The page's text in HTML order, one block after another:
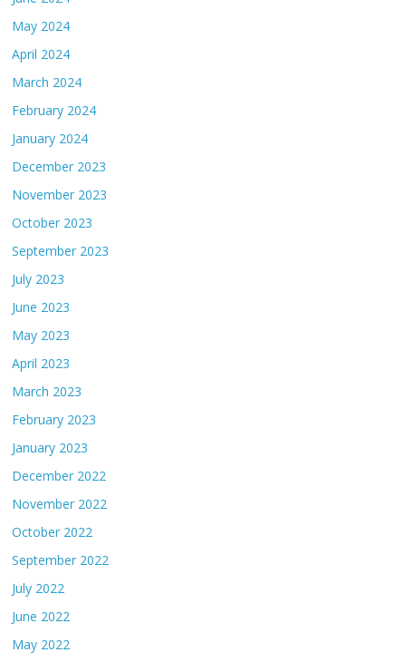
May 2024
April 2024
March 2024
February 2024
January 2024
December 2023
November 2023
October 2023
September 2023
July 2023
June 2023
May 2023
April 2023
March 2023
February 2023
January 2023
December 2022
November 2022
October 2022
September 2022
July 2022
June 2022
May 2022